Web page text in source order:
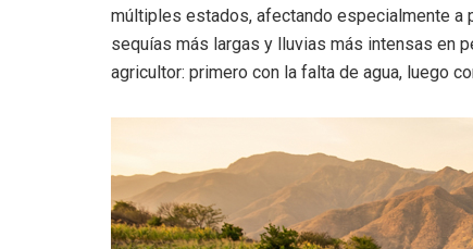
múltiples estados, afectando especialmente a
sequías más largas y lluvias más intensas en
agricultor: primero con la falta de agua, luego